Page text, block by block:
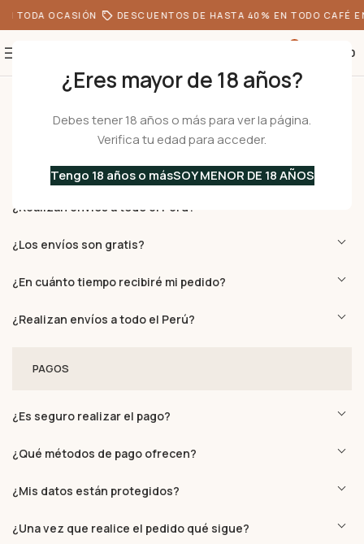
¿Eres mayor de 18 años?
Debes tener 18 años o más para ver la página.
Verifica tu edad para acceder.
Tengo 18 años o másSOY MENOR DE 18 AÑOS
TODA OCASIÓN DESCUENTOS DE HASTA 40% EN TODO CAFÉ
0.00
Preguntas frecuentes
¿Realizan envíos a todo el Perú?
¿Los envíos son gratis?
¿En cuánto tiempo recibiré mi pedido?
¿Realizan envíos a todo el Perú?
PAGOS
¿Es seguro realizar el pago?
¿Qué métodos de pago ofrecen?
¿Mis datos están protegidos?
¿Una vez que realice el pedido qué sigue?